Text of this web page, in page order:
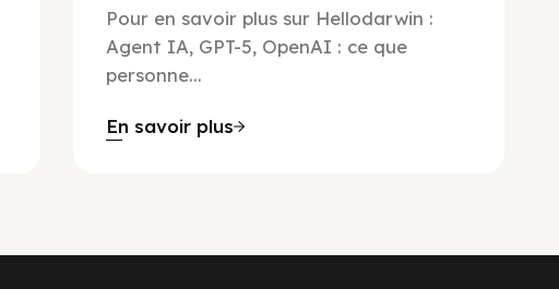
Pour en savoir plus sur Hellodarwin :
Agent IA, GPT-5, OpenAI : ce que
personne...
En savoir plus